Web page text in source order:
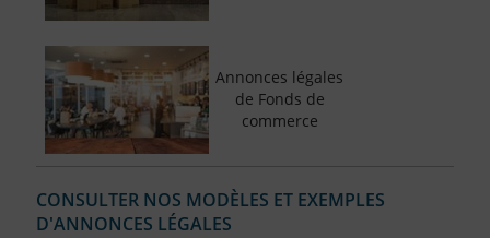
Annonces légales
de Fonds de
commerce
CONSULTER NOS MODÈLES ET EXEMPLES
D'ANNONCES LÉGALES